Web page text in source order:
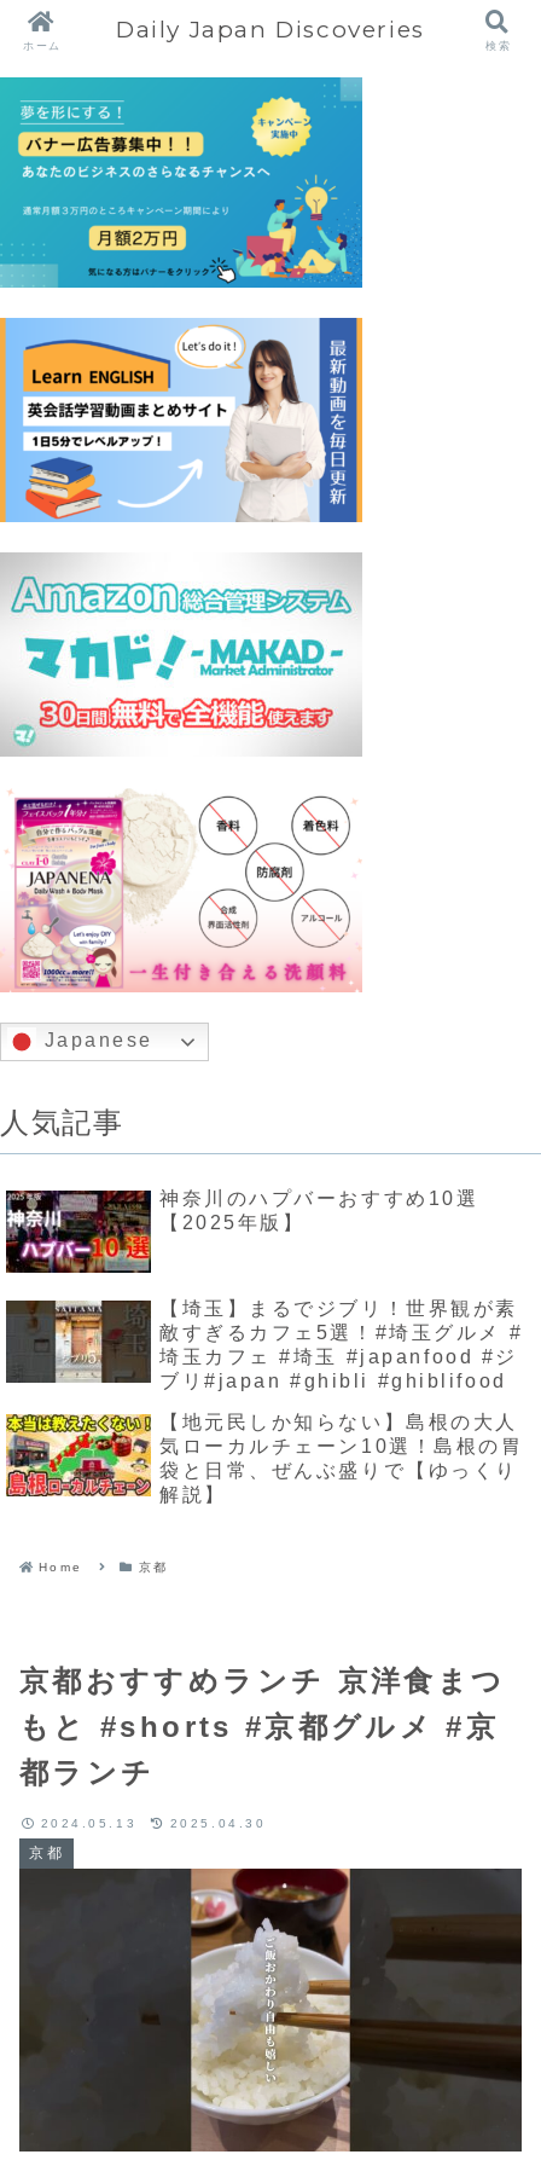
Japanese
人気記事
神奈川のハプバーおすすめ10選
【2025年版】
【埼玉】まるでジブリ！世界観が素
敵すぎるカフェ5選！#埼玉グルメ #
埼玉カフェ #埼玉 #japanfood #ジ
ブリ#japan #ghibli #ghiblifood
【地元民しか知らない】島根の大人
気ローカルチェーン10選！島根の胃
袋と日常、ぜんぶ盛りで【ゆっくり
解説】
Home 京都
京都おすすめランチ 京洋食まつ
もと #shorts #京都グルメ #京
都ランチ
京都
2024.05.13 2025.04.30
ホーム
Daily Japan Discoveries
検索